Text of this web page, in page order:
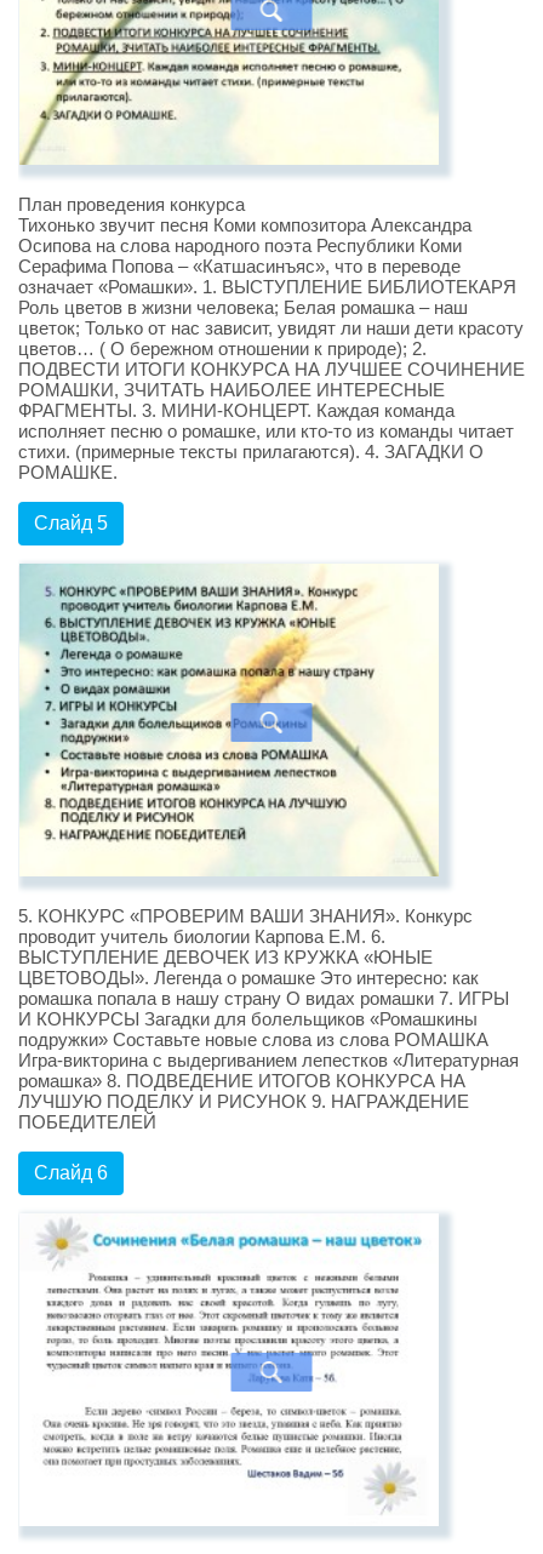
План проведения конкурса
Тихонько звучит песня Коми композитора Александра
Осипова на слова народного поэта Республики Коми
Серафима Попова – «Катшасинъяс», что в переводе
означает «Ромашки». 1. ВЫСТУПЛЕНИЕ БИБЛИОТЕКАРЯ
Роль цветов в жизни человека; Белая ромашка – наш
цветок; Только от нас зависит, увидят ли наши дети красоту
цветов… ( О бережном отношении к природе); 2.
ПОДВЕСТИ ИТОГИ КОНКУРСА НА ЛУЧШЕЕ СОЧИНЕНИЕ
РОМАШКИ, ЗЧИТАТЬ НАИБОЛЕЕ ИНТЕРЕСНЫЕ
ФРАГМЕНТЫ. 3. МИНИ-КОНЦЕРТ. Каждая команда
исполняет песню о ромашке, или кто-то из команды читает
стихи. (примерные тексты прилагаются). 4. ЗАГАДКИ О
РОМАШКЕ.
Слайд 5
5. КОНКУРС «ПРОВЕРИМ ВАШИ ЗНАНИЯ». Конкурс
проводит учитель биологии Карпова Е.М. 6.
ВЫСТУПЛЕНИЕ ДЕВОЧЕК ИЗ КРУЖКА «ЮНЫЕ
ЦВЕТОВОДЫ». Легенда о ромашке Это интересно: как
ромашка попала в нашу страну О видах ромашки 7. ИГРЫ
И КОНКУРСЫ Загадки для болельщиков «Ромашкины
подружки» Составьте новые слова из слова РОМАШКА
Игра-викторина с выдергиванием лепестков «Литературная
ромашка» 8. ПОДВЕДЕНИЕ ИТОГОВ КОНКУРСА НА
ЛУЧШУЮ ПОДЕЛКУ И РИСУНОК 9. НАГРАЖДЕНИЕ
ПОБЕДИТЕЛЕЙ
Слайд 6